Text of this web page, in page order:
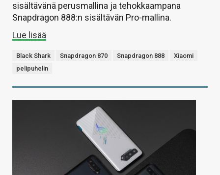
sisältävänä perusmallina ja tehokkaampana
Snapdragon 888:n sisältävän Pro-mallina.
Lue lisää
Black Shark Snapdragon 870 Snapdragon 888
Xiaomi
pelipuhelin